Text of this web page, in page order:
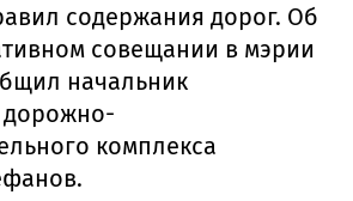
содержания дорог. Об
совещании в мэрии
начальник
дорожно-
комплекса